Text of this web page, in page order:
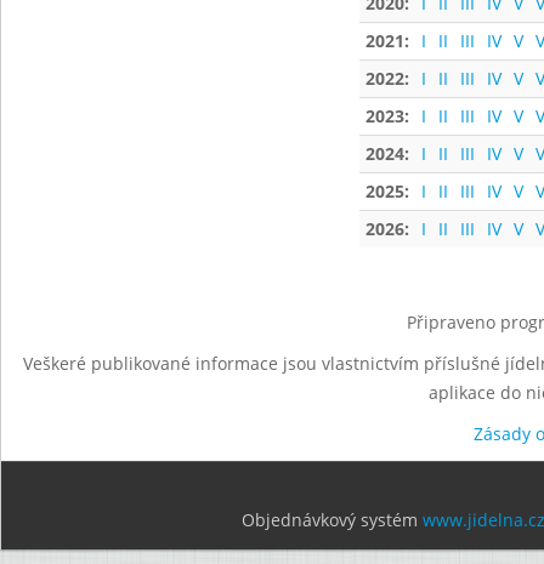
2021:
I II III IV V
2022:
I II III IV V
2023:
I II III IV V
2024:
I II III IV V
2025:
I II III IV V
2026:
I II III IV V
Připraveno
Veškeré publikované informace jsou vlastnictvím příslušné
aplikace do
Zásady
Objednávkový systém www.jidelna.cz